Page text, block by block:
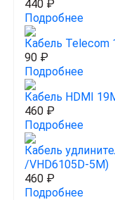
440 ₽
Подробнее
Кабель Telecom
90 ₽
Подробнее
Кабель HDMI
460 ₽
Подробнее
Кабель
/VHD6105D-5M)
460 ₽
Подробнее